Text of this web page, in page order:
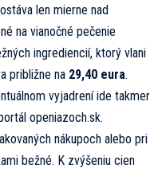
len mierne nad
na vianočné pečenie
ingrediencií, ktorý vlani
približne na 29,40 eura.
vyjadrení ide takmer
openiazoch.sk.
nákupoch alebo pri
bežné. K zvýšeniu cien